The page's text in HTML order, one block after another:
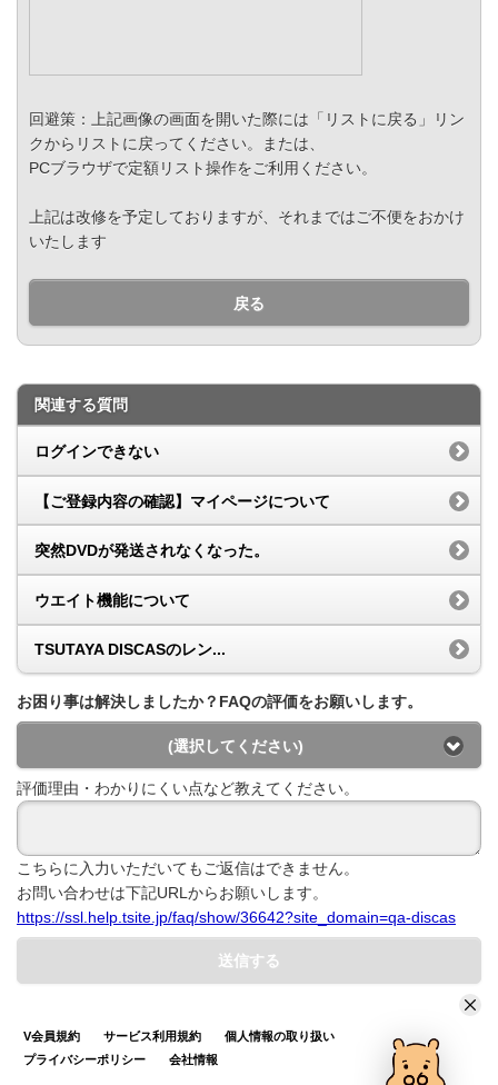
回避策：上記画像の画面を開いた際には「リストに戻る」リン
クからリストに戻ってください。または、
PCブラウザで定額リスト操作をご利用ください。
上記は改修を予定しておりますが、それまではご不便をおかけ
いたします
戻る
関連する質問
ログインできない
【ご登録内容の確認】マイページについて
突然DVDが発送されなくなった。
ウエイト機能について
TSUTAYA DISCASのレン...
お困り事は解決しましたか？FAQの評価をお願いします。
(選択してください)
評価理由・わかりにくい点など教えてください。
こちらに入力いただいてもご返信はできません。
お問い合わせは下記URLからお願いします。
https://ssl.help.tsite.jp/faq/show/36642?site_domain=qa-discas
送信する
V会員規約 サービス利用規約
個人情報の取り扱い
プライバシーポリシー
会社情報